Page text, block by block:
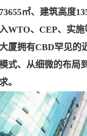
㎡、建筑高度
WTO、 CEP、实
厦拥有CBD罕见的
式、从细微的布局
。